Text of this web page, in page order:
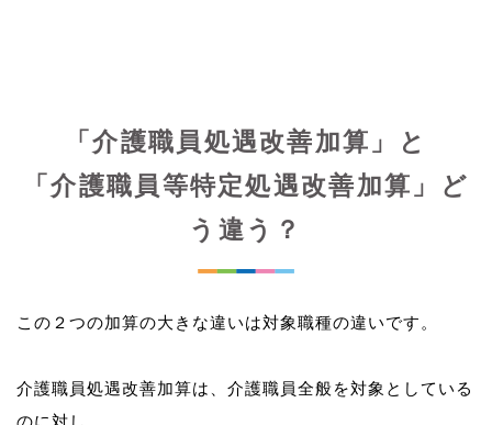
「介護職員処遇改善加算」と
「介護職員等特定処遇改善加算」ど
う違う？
この２つの加算の大きな違いは対象職種の違いです。
介護職員処遇改善加算は、介護職員全般を対象としている